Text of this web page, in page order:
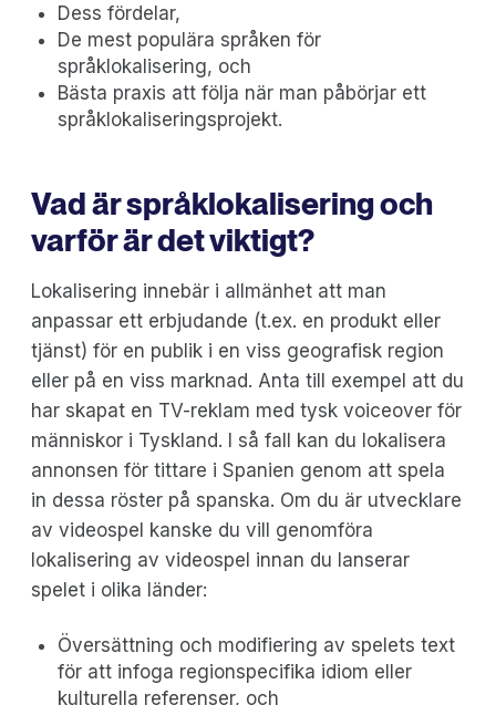
Dess fördelar,
De mest populära språken för
språklokalisering, och
Bästa praxis att följa när man påbörjar ett
språklokaliseringsprojekt.
Vad är språklokalisering och
varför är det viktigt?
Lokalisering innebär i allmänhet att man
anpassar ett erbjudande (t.ex. en produkt eller
tjänst) för en publik i en viss geografisk region
eller på en viss marknad. Anta till exempel att du
har skapat en TV-reklam med tysk voiceover för
människor i Tyskland. I så fall kan du lokalisera
annonsen för tittare i Spanien genom att spela
in dessa röster på spanska. Om du är utvecklare
av videospel kanske du vill genomföra
lokalisering av videospel innan du lanserar
spelet i olika länder:
Översättning och modifiering av spelets text
för att infoga regionspecifika idiom eller
kulturella referenser, och